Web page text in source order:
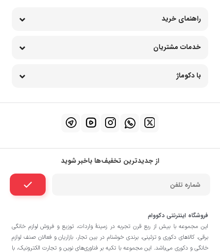
راهنمای خرید
خدمات مشتریان
با دکوماژ
از جدیدترین تخفیف‌ها باخبر شوید
فروشگاه اینترنتی دکووام
این مجموعه با بيش از ربع قرن تجربه در زمينۀ واردات، توزيع و فروش لوازم خانگی
برقی، کالاهای دکوری و تزئینی، برندی خوشنام در بين تجار، بازاريان و فعالان صنف لوازم
خانگی و دکوری می‌باشد. این مجموعه با تكيه بر فناوری‌های نوين و تجارت الكترونيک، با